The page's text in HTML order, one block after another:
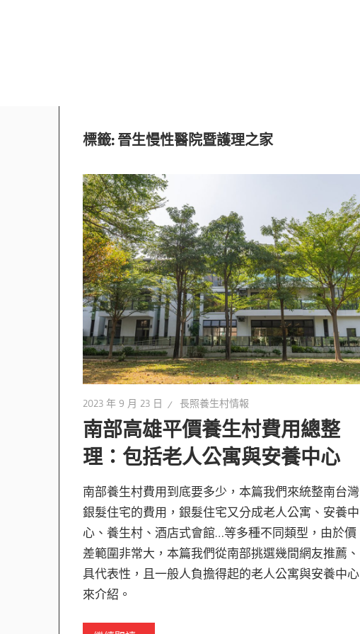
標籤: 晉生慢性醫院暨護理之家
2023 年 9 月 23 日 長照養生村情報
南部高雄平價養生村費用總整
理：包括老人公寓與安養中心
南部養生村費用到底要多少，本篇我們來統整南台灣
銀髮住宅的費用，銀髮住宅又分成老人公寓、安養中
心、養生村、酒店式會館…等多種不同類型，由於價
差範圍非常大，本篇我們從南部挑選幾間網友推薦、
具代表性，且一般人負擔得起的老人公寓與安養中心
來介紹。